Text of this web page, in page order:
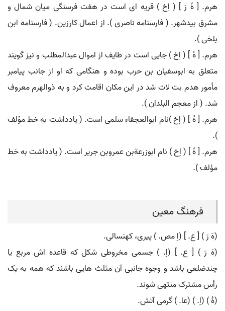
هرم. [ هََ رَ ] ( اِخ ) قریه ای است در هفت فرسنگی میان شمال و
مشرق بیدشهر. ( فارسنامه ناصری ). از اعمال کارزین. ( فارسنامه ابن
بلخی ).
هرم. [ هََ ] ( اِخ ) جایی است در طایف از اموال عبدالمطلب و نیز گویند
متعلق به ابوسفیان بن حرب بوده و هنگامی که او از جانب پیامبر
مأمور هدم بت لات شد در این مکان اقامت کرد و به ذوالهرم معروف
شد. ( از معجم البلدان ).
هرم. [ هََ ] ( اِخ )نام ابوالعجفاء سلمی است. ( یادداشت به خط مؤلف
).
هرم. [ هََ ] ( اِخ ) نام ابوزرعةبن عمروبن جریر است. ( یادداشت به خط
مؤلف ).
فرهنگ معین
(هَ رَ ) [ ع. ] (اِ مص. ) پیری، کهنسالی.
(هَ رَ ) [ ع. ] (اِ. ) جسمی مخروطی شکل که قاعده اش مربع یا
چندضلعی باشد و وجوه جانبی آن مثلث هایی باشند که همه به یک
رأس مشترک منتهی شوند.
(هُ ) (اِ. ) (عا. ) گرمی آتش.